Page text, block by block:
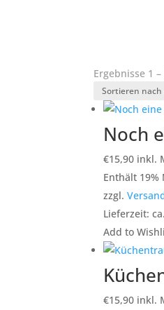
Ergebnisse 1
Noch
€15,90 inkl.
Enthält 19%
zzgl.
Lieferzeit:
Add to
€15,90 inkl.